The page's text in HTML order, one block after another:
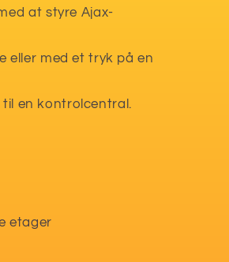
at styre Ajax-
eller med et tryk på en
en kontrolcentral.
etager